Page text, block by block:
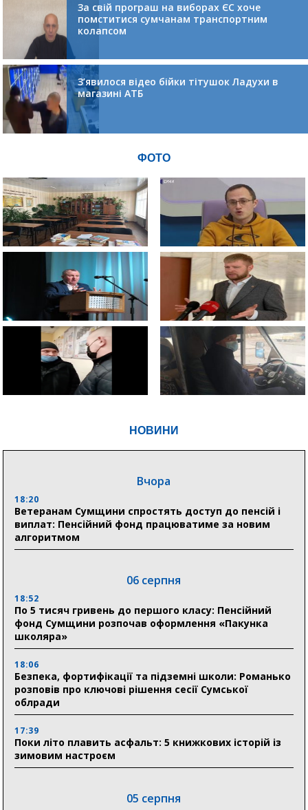
НОВИНИ
Вчора
18:20
Ветеранам Сумщини спростять доступ до пенсій і
виплат: Пенсійний фонд працюватиме за новим
алгоритмом
06 серпня
18:52
По 5 тисяч гривень до першого класу: Пенсійний
фонд Сумщини розпочав оформлення «Пакунка
школяра»
18:06
Безпека, фортифікації та підземні школи: Романько
розповів про ключові рішення сесії Сумської
облради
17:39
Поки літо плавить асфальт: 5 книжкових історій із
зимовим настроєм
05 серпня
За свій програш на виборах ЄС хоче
помститися сумчанам транспортним
колапсом
З’явилося відео бійки тітушок Ладухи в
магазині АТБ
ФОТО